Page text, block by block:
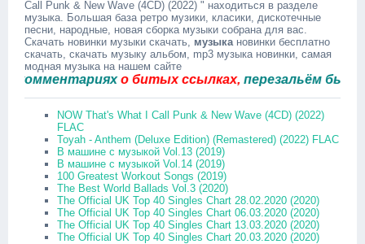
Call Punk & New Wave (4CD) (2022) " находиться в разделе
музыка. Большая база ретро музики, класики, дискотечные
песни, народные, новая сборка музыки собрана для вас.
Скачать новинки музыки скачать, музыкановинки бесплатно
скачать, скачать музыку альбом, mp3 музыка новинки, самая
модная музыка на нашем сайте
о битых ссылках,перезальём быстро.
NOW That's What I Call Punk & New Wave (4CD) (2022)
FLAC
Toyah - Anthem (Deluxe Edition) (Remastered) (2022) FLAC
В машине с музыкой Vol.13 (2019)
В машине с музыкой Vol.14 (2019)
100 Greatest Workout Songs (2019)
The Best World Ballads Vol.3 (2020)
The Official UK Top 40 Singles Chart 28.02.2020 (2020)
The Official UK Top 40 Singles Chart 06.03.2020 (2020)
The Official UK Top 40 Singles Chart 13.03.2020 (2020)
The Official UK Top 40 Singles Chart 20.03.2020 (2020)